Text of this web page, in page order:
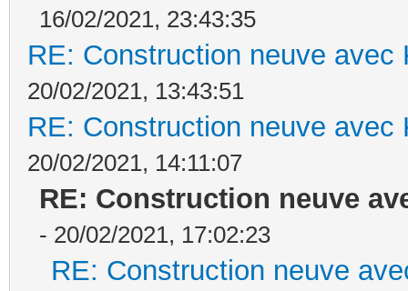
16/02/2021, 23:43:35
RE: Construction neuve avec
20/02/2021, 13:43:51
RE: Construction neuve avec
20/02/2021, 14:11:07
RE: Construction neuve
- 20/02/2021, 17:02:23
RE: Construction neuve